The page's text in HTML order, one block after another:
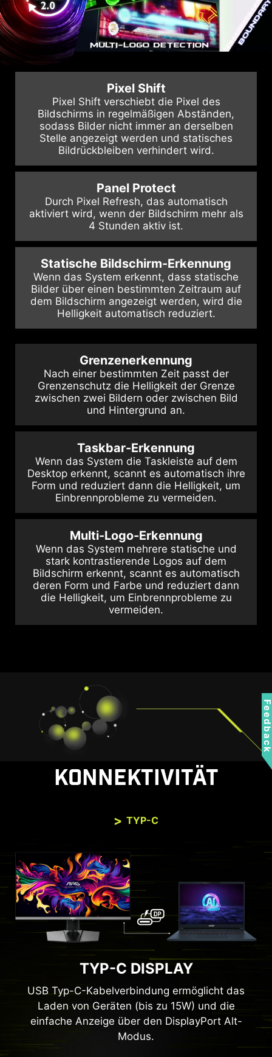
Pixel Shift
Pixel Shift verschiebt die Pixel des
Bildschirms in regelmäßigen Abständen,
sodass Bilder nicht immer an derselben
Stelle angezeigt werden und statisches
Bildrückbleiben verhindert wird.
Panel Protect
Durch Pixel Refresh, das automatisch
aktiviert wird, wenn der Bildschirm mehr als
4 Stunden aktiv ist.
Statische Bildschirm-Erkennung
Wenn das System erkennt, dass statische
Bilder über einen bestimmten Zeitraum auf
dem Bildschirm angezeigt werden, wird die
Helligkeit automatisch reduziert.
Grenzenerkennung
Nach einer bestimmten Zeit passt der
Grenzenschutz die Helligkeit der Grenze
zwischen zwei Bildern oder zwischen Bild
und Hintergrund an.
Taskbar-Erkennung
Wenn das System die Taskleiste auf dem
Desktop erkennt, scannt es automatisch ihre
Form und reduziert dann die Helligkeit, um
Einbrennprobleme zu vermeiden.
Multi-Logo-Erkennung
Wenn das System mehrere statische und
stark kontrastierende Logos auf dem
Bildschirm erkennt, scannt es automatisch
deren Form und Farbe und reduziert dann
die Helligkeit, um Einbrennprobleme zu
vermeiden.
KONNEKTIVITÄT
TYP-C
TYP-C DISPLAY
USB Typ-C-Kabelverbindung ermöglicht das
Laden von Geräten (bis zu 15W) und die
einfache Anzeige über den DisplayPort Alt-
Modus.